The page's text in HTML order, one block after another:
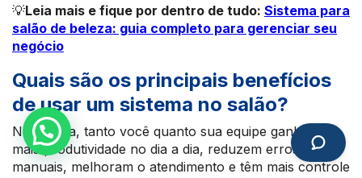
💡Leia mais e fique por dentro de tudo: Sistema para
salão de beleza: guia completo para gerenciar seu
negócio
Quais são os principais benefícios
de usar um sistema no salão?
Na prática, tanto você quanto sua equipe ganham
mais produtividade no dia a dia, reduzem erros
manuais, melhoram o atendimento e têm mais controle